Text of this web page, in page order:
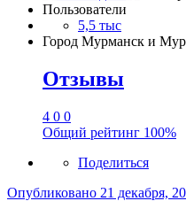
Пользователи
5,5 тыс
Город Мурманск и
Отзывы
4 0 0
Общий рейтинг 100%
Поделиться
Опубликовано 21 декабря,